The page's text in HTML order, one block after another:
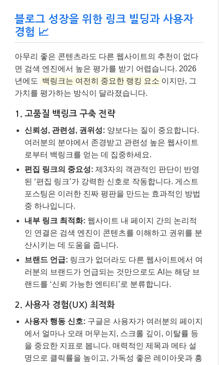
여러분의 분야에서 존경받고 관련성 높은 웹사이트
로부터 백링크를 얻는 데 집중하세요.
된 ‘편집 링크’가 강력한 신호로 작동합니다. 게스트
포스팅은 이러한 진짜 평판을 만드는 효과적인 방법
중 하나입니다.
내부 링크 최적화:웹사이트 내 페이지 간의 논리적
인 연결은 검색 엔진이 콘텐츠를 이해하고 권위를 분
산시키는 데 도움을 줍니다.
브랜드 언급: 링크가 없더라도 다른 웹사이트에서 여
러분의 브랜드가 언급되는 것만으로도 AI는 해당 브
랜드를 ‘신뢰 가능한 엔티티’로 분류합니다.
2. 사용자 경험(UX) 최적화
사용자 행동 신호:구글은 사용자가 여러분의 페이지
에서 얼마나 오래 머무는지, 스크롤 깊이, 이탈률 등
을 중요한 지표로 봅니다. 매력적인 제목과 메타 설
명으로 클릭률을 높이고, 가독성 좋은 레이아웃과 흥
미로운 콘텐츠로 체류 시간을 늘리세요.
상호작용성:댓글, 공유, 내부 링크 클릭 등 사용자의
적극적인 상호작용은 긍정적인 신호로 작용합니다.
모듈화된 콘텐츠:AI와 빅데이터 기반의 초개인화 시
정 니즈에 맞춰 콘텐츠를 유연하게 조합하고 제공할
수 있어야 합니다.